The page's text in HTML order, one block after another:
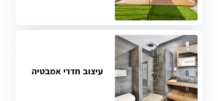
עיצוב חדרי אמבטיה